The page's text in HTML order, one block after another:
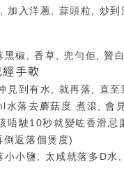
加入洋蔥, 蒜頭粒, 炒
椒, 香草, 兜勻佢, 贊
手軟
見到有水, 就再落, 直至
落去蘑菇度 煮滾, 會
唔駛10秒就變咗香滑忌
返落個煲度)
小鹽, 太咸就落多D